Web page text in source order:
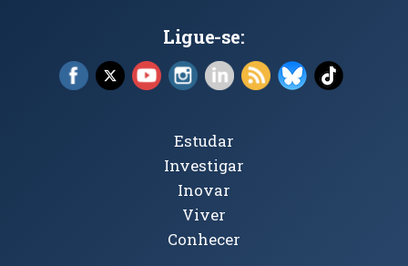
Ligue-se:
Facebook (abre em nova janela)
X (abre em nova janela)
YouTube (abre em nova janela)
Instagram (abre em nova janela)
LinkedIn (abre em nova
RSS (abre em nova
Bluesky (abre
TikTok
Tópicos Principais
Estudar
Investigar
Inovar
Viver
Conhecer